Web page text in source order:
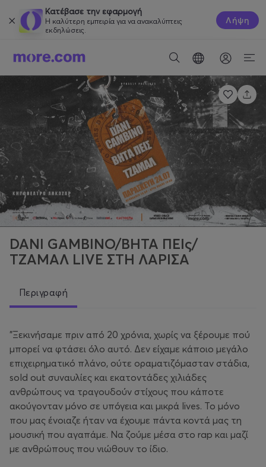
Κατέβασε την εφαρμογή
Η καλύτερη εμπειρία για να ανακαλύπτεις
εκδηλώσεις.
Λήψη
DANI GAMBINO/ΒΗΤΑ ΠΕΙς/
ΤΖΑΜΑΛ LIVE ΣΤΗ ΛΑΡΙΣΑ
Περιγραφή
"Ξεκινήσαμε πριν από 20 χρόνια, χωρίς να ξέρουμε πού
μπορεί να φτάσει όλο αυτό. Δεν είχαμε κάποιο μεγάλο
επιχειρηματικό πλάνο, ούτε οραματιζόμασταν στάδια,
sold out συναυλίες και εκατοντάδες χιλιάδες
ανθρώπους να τραγουδούν στίχους που κάποτε
ακούγονταν μόνο σε υπόγεια και μικρά lives. Το μόνο
που μας ένοιαζε ήταν να έχουμε πάντα κοντά μας τη
μουσική που αγαπάμε. Να ζούμε μέσα στο rap και μαζί
με ανθρώπους που νιώθουν το ίδιο.